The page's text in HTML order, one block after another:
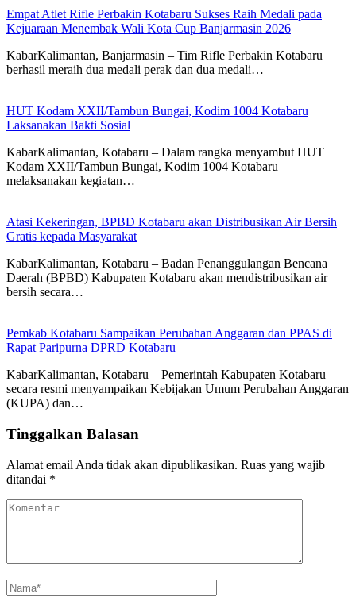
Empat Atlet Rifle Perbakin Kotabaru Sukses Raih Medali pada
Kejuaraan Menembak Wali Kota Cup Banjarmasin 2026
KabarKalimantan, Banjarmasin – Tim Rifle Perbakin Kotabaru
berhasil meraih dua medali perak dan dua medali…
HUT Kodam XXII/Tambun Bungai, Kodim 1004 Kotabaru
Laksanakan Bakti Sosial
KabarKalimantan, Kotabaru – Dalam rangka menyambut HUT
Kodam XXII/Tambun Bungai, Kodim 1004 Kotabaru
melaksanakan kegiatan…
Atasi Kekeringan, BPBD Kotabaru akan Distribusikan Air Bersih
Gratis kepada Masyarakat
KabarKalimantan, Kotabaru – Badan Penanggulangan Bencana
Daerah (BPBD) Kabupaten Kotabaru akan mendistribusikan air
bersih secara…
Pemkab Kotabaru Sampaikan Perubahan Anggaran dan PPAS di
Rapat Paripurna DPRD Kotabaru
KabarKalimantan, Kotabaru – Pemerintah Kabupaten Kotabaru
secara resmi menyampaikan Kebijakan Umum Perubahan Anggaran
(KUPA) dan…
Tinggalkan Balasan
Alamat email Anda tidak akan dipublikasikan. Ruas yang wajib
ditandai *